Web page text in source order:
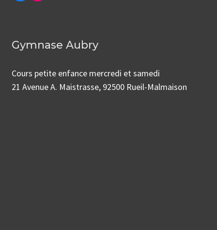
Gymnase Aubry
Cours petite enfance mercredi et samedi
21 Avenue A. Maistrasse, 92500 Rueil-Malmaison